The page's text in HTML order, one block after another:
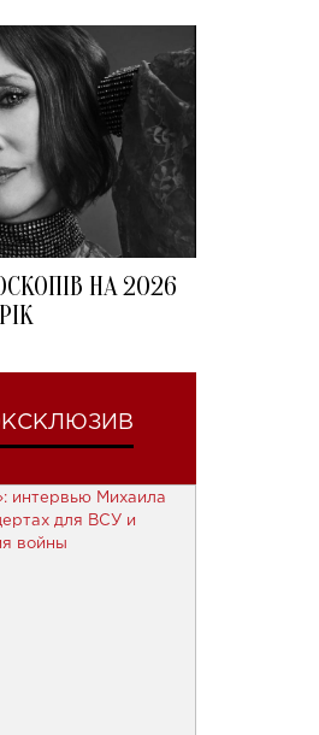
НА 2026
РІК